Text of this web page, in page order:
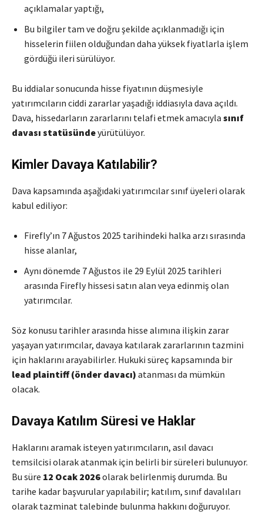
açıklamalar yaptığı,
Bu bilgiler tam ve doğru şekilde açıklanmadığı için
hisselerin fiilen olduğundan daha yüksek fiyatlarla işlem
gördüğü ileri sürülüyor.
Bu iddialar sonucunda hisse fiyatının düşmesiyle
yatırımcıların ciddi zararlar yaşadığı iddiasıyla dava açıldı.
Dava, hissedarların zararlarını telafi etmek amacıyla sınıf
davası statüsündeyürütülüyor.
Kimler Davaya Katılabilir?
Dava kapsamında aşağıdaki yatırımcılar sınıf üyeleri olarak
kabul ediliyor:
Firefly’ın 7 Ağustos 2025 tarihindeki halka arzı sırasında
hisse alanlar,
Aynı dönemde 7 Ağustos ile 29 Eylül 2025 tarihleri
arasında Firefly hissesi satın alan veya edinmiş olan
yatırımcılar.
Söz konusu tarihler arasında hisse alımına ilişkin zarar
yaşayan yatırımcılar, davaya katılarak zararlarının tazmini
için haklarını arayabilirler. Hukuki süreç kapsamında bir
lead plaintiff (önder davacı) atanması da mümkün
olacak.
Davaya Katılım Süresi ve Haklar
Haklarını aramak isteyen yatırımcıların, asıl davacı
temsilcisi olarak atanmak için belirli bir süreleri bulunuyor.
Bu süre 12 Ocak 2026olarak belirlenmiş durumda. Bu
tarihe kadar başvurular yapılabilir; katılım, sınıf davalıları
olarak tazminat talebinde bulunma hakkını doğuruyor.